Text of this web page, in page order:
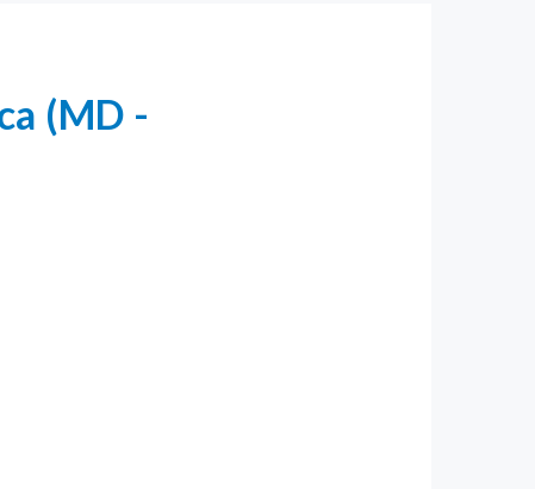
(MD -